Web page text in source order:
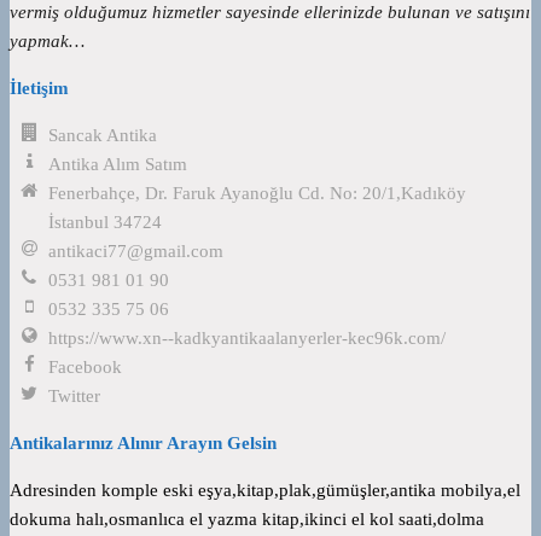
vermiş olduğumuz hizmetler sayesinde ellerinizde bulunan ve satışını
yapmak…
İletişim
Sancak Antika
Antika Alım Satım
Fenerbahçe, Dr. Faruk Ayanoğlu Cd. No: 20/1,Kadıköy
İstanbul 34724
antikaci77@gmail.com
0531 981 01 90
0532 335 75 06
https://www.xn--kadkyantikaalanyerler-kec96k.com/
Facebook
Twitter
Antikalarınız Alınır Arayın Gelsin
Adresinden komple eski eşya,kitap,plak,gümüşler,antika mobilya,el
dokuma halı,osmanlıca el yazma kitap,ikinci el kol saati,dolma